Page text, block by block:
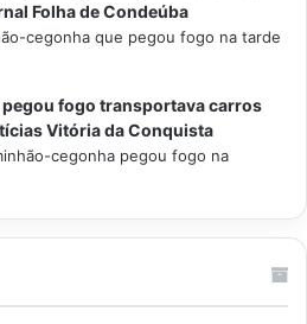
Folha de Condeúba
cegonha que pegou fogo na tarde
fogo transportava carros
Vitória da Conquista
cegonha pegou fogo na